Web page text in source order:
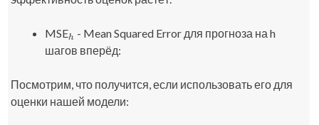
MSEh
h - Mean Squared Error для прогноза на h
шагов вперёд:
Посмотрим, что получится, если использовать его для
оценки нашей модели: